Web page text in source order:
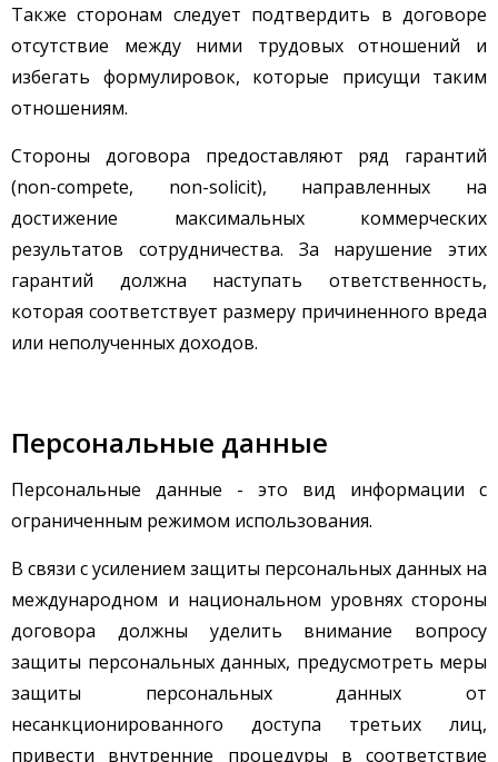
Также сторонам следует подтвердить в договоре
отсутствие между ними трудовых отношений и
избегать формулировок, которые присущи таким
отношениям.
Стороны договора предоставляют ряд гарантий
(non-compete, non-solicit), направленных на
достижение максимальных коммерческих
результатов сотрудничества. За нарушение этих
гарантий должна наступать ответственность,
которая соответствует размеру причиненного вреда
или неполученных доходов.
Персональные данные
Персональные данные - это вид информации с
ограниченным режимом использования.
В связи с усилением защиты персональных данных на
международном и национальном уровнях стороны
договора должны уделить внимание вопросу
защиты персональных данных, предусмотреть меры
защиты персональных данных от
несанкционированного доступа третьих лиц,
привести внутренние процедуры в соответствие